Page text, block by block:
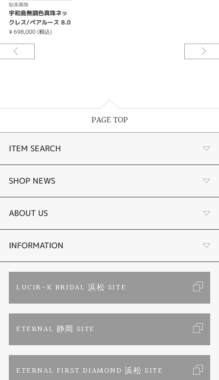
松本真珠
宇和島無調色真珠ネッ
クレス/ペアルース 8.0
-8.5mm
¥ 698,000 (税込)
PAGE TOP
ITEM SEARCH
あこや真珠
黒蝶真珠
時計
色石
ジュエリーリフォーム
婚約指輪
SHOP NEWS
個性溢れる色石の魅力
YouTube ルシルケイチャンネル
ブライダルリングサイト
ブランドリスト
ペンを拾うお姉さん
ABOUT US
店舗情報・会社概要
お客様の声
INFORMATION
特定商取引に関する表記
LUCIR-K BRIDAL 浜松 SITE
ETERNAL 静岡 SITE
ETERNAL FIRST DIAMOND 浜松 SITE